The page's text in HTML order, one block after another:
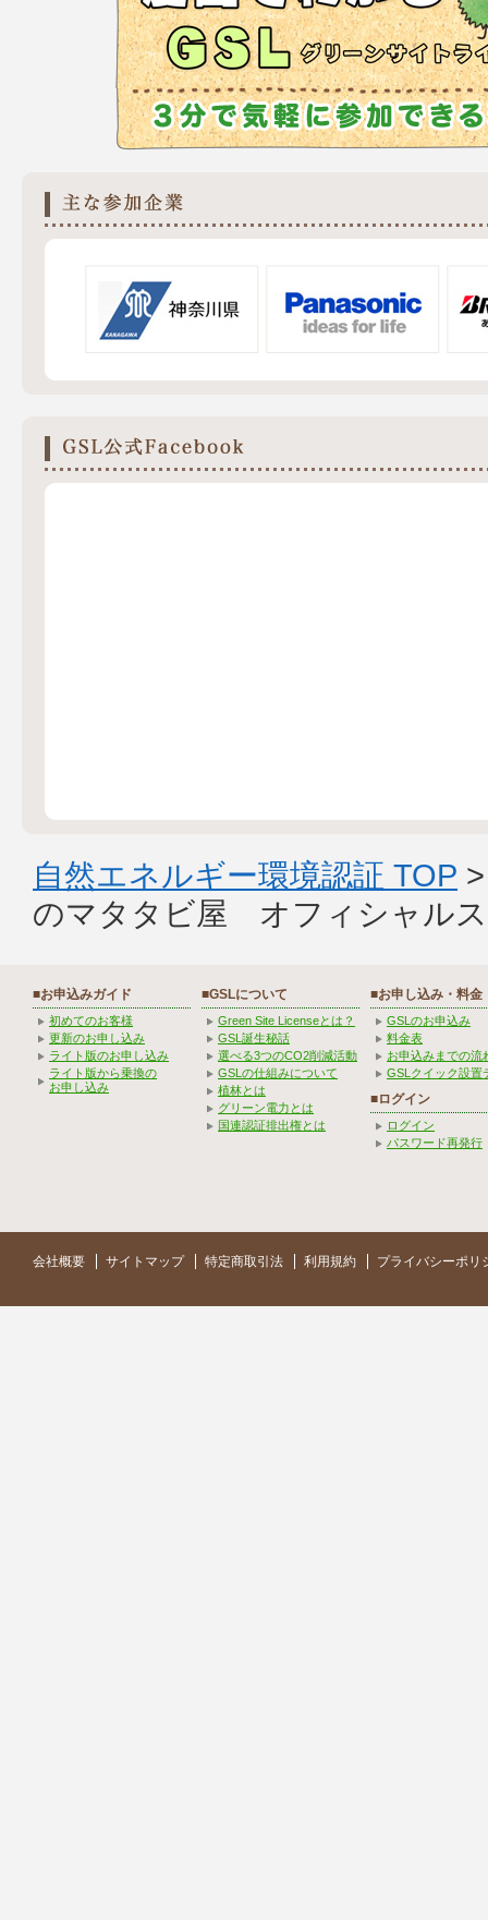
自然エネルギー環境認証 TOP
のマタタビ屋 オフィシャル
■お申込みガイド
初めてのお客様
更新のお申し込み
ライト版のお申し込み
ライト版から乗換の
お申し込み
■GSLについて
Green Site Licenseとは？
GSL誕生秘話
選べる3つのCO2削減活動
GSLの仕組みについて
植林とは
グリーン電力とは
国連認証排出権とは
■お申し込み・料金
GSLのお申込み
料金表
お申込みまでの流
GSLクイック設置
■ログイン
ログイン
パスワード再発行
会社概要 サイトマップ 特定商取引法 利用規約 プライバシーポリ